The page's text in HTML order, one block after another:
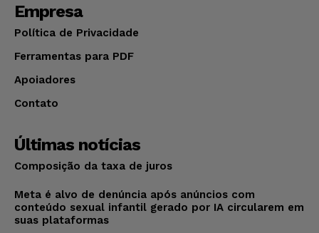
Empresa
Política de Privacidade
Ferramentas para PDF
Apoiadores
Contato
Últimas notícias
Composição da taxa de juros
Meta é alvo de denúncia após anúncios com
conteúdo sexual infantil gerado por IA circularem em
suas plataformas